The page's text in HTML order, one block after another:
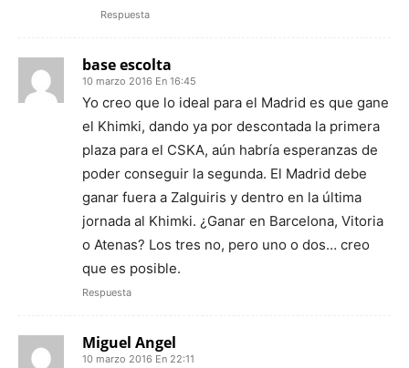
Respuesta
base escolta
10 marzo 2016 En 16:45
Yo creo que lo ideal para el Madrid es que gane
el Khimki, dando ya por descontada la primera
plaza para el CSKA, aún habría esperanzas de
poder conseguir la segunda. El Madrid debe
ganar fuera a Zalguiris y dentro en la última
jornada al Khimki. ¿Ganar en Barcelona, Vitoria
o Atenas? Los tres no, pero uno o dos… creo
que es posible.
Respuesta
Miguel Angel
10 marzo 2016 En 22:11